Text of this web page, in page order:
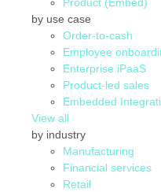
Product (Embed)
by use case
Order-to-cash
Employee
Enterprise iPaaS
Product-led sales
Embedded
View all
by industry
Manufacturing
Financial services
Retail